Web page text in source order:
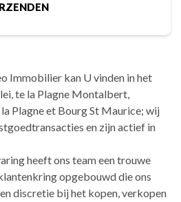
Immobilier kan U vinden in het
te la Plagne Montalbert,
Plagne et Bourg St Maurice; wij
en zijn actief in
heeft ons team een trouwe
opgebouwd die ons
discretie bij het kopen, verkopen